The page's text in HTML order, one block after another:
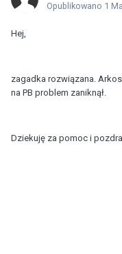
Opublikowano 1
Hej,
zagadka rozwiązana.
na PB problem zaniknął.
Dziekuję za pomoc i